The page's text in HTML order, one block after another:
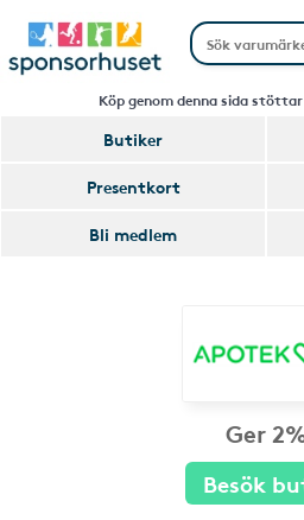
Köp genom denna sida
Butiker
Presentkort
Bli medlem
Ger
Besök